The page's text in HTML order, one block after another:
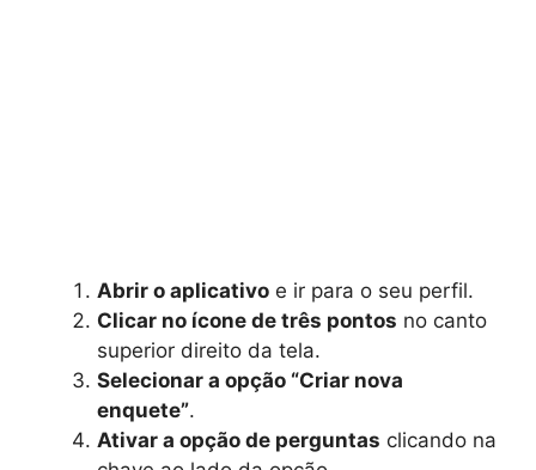
Abrir o aplicativo e ir para o seu perfil.
Clicar no ícone de três pontos no canto
superior direito da tela.
Selecionar a opção “Criar nova
enquete”.
Ativar a opção de perguntas clicando na